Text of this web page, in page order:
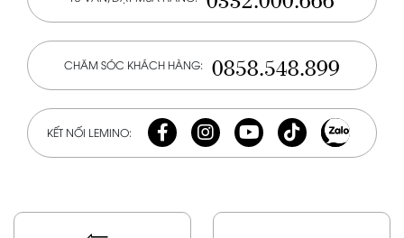
CHĂM SÓC KHÁCH HÀNG: 0858.548.899
KẾT NỐI LEMINO: